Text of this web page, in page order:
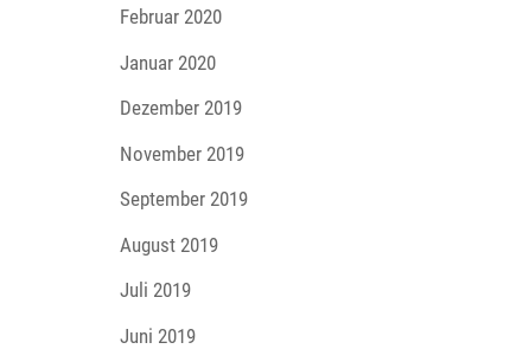
Februar 2020
Januar 2020
Dezember 2019
November 2019
September 2019
August 2019
Juli 2019
Juni 2019